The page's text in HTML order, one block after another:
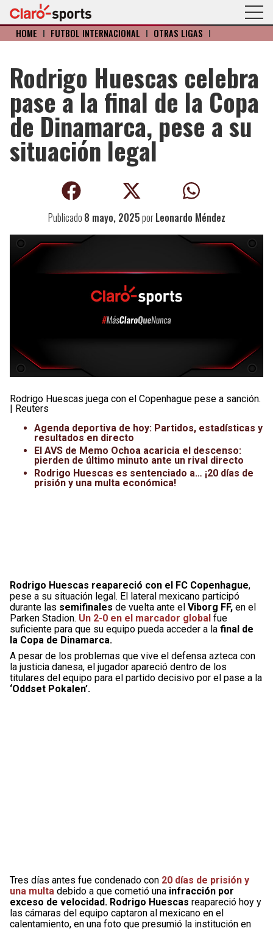
HOME I FÚTBOL INTERNACIONAL I OTRAS LIGAS I
Rodrigo Huescas celebra
pase a la final de la Copa
de Dinamarca, pese a su
situación legal
Publicado 8 mayo, 2025porLeonardo Méndez
Rodrigo Huescas juega con el Copenhague pese a sanción.
| Reuters
Agenda deportiva de hoy: Partidos, estadísticas y
resultados en directo
El AVS de Memo Ochoa acaricia el descenso:
pierden de último minuto ante un rival directo
Rodrigo Huescas es sentenciado a… ¡20 días de
prisión y una multa económica!
Rodrigo Huescas reapareció con el FC Copenhague,
pese a su situación legal. El lateral mexicano participó
durante las semifinales de vuelta ante el Viborg FF, en el
Parken Stadion. Un 2-0 en el marcador global fue
suficiente para que su equipo pueda acceder a la final de
la Copa de Dinamarca.
A pesar de los problemas que vive el defensa azteca con
la justicia danesa, el jugador apareció dentro de los
titulares del equipo para el partido decisivo por el pase a la
‘Oddset Pokalen’.
Tres días antes fue condenado con 20 días de prisión y
una multa debido a que cometió una infracción por
exceso de velocidad. Rodrigo Huescas reapareció hoy y
las cámaras del equipo captaron al mexicano en el
calentamiento, en una foto que presumió la institución en